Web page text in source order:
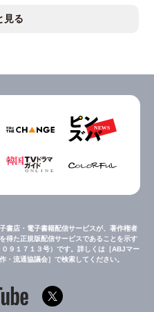
見る
書店・電子書籍配信サービスが、著作権者
得た正規版配信サービスであることを示す
９１７１３号）です。詳しくは［ABJマー
・流通協議会］で検索してください。